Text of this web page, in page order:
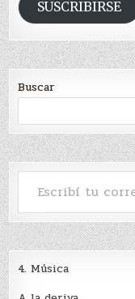
SUSCRIBIRSE
Buscar
Escribí tu correo electrónico…
4. Música